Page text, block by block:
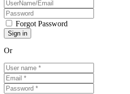
Forgot Password
Or